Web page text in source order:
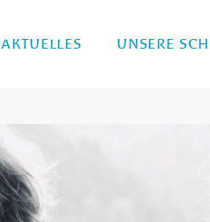
AKTUELLES UNSERE